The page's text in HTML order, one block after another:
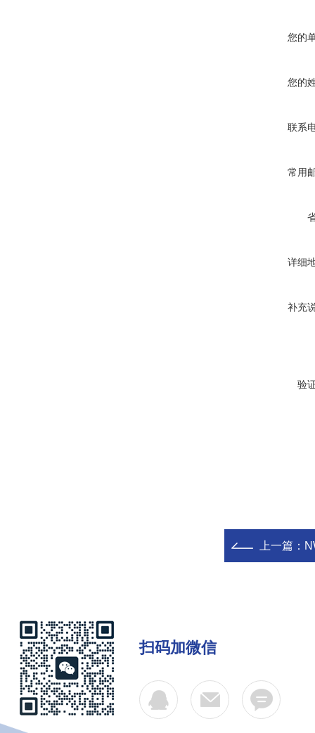
您的
您的
联系
常用
详细
补充
验
上一篇：
扫码加微信